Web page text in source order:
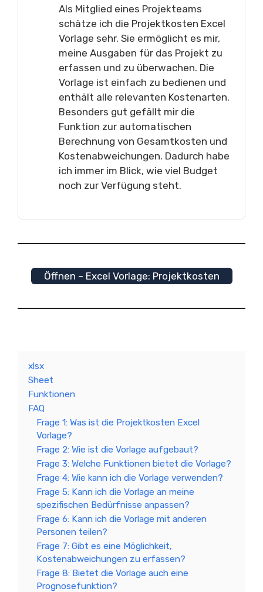
Als Mitglied eines Projekteams
schätze ich die Projektkosten Excel
Vorlage sehr. Sie ermöglicht es mir,
meine Ausgaben für das Projekt zu
erfassen und zu überwachen. Die
Vorlage ist einfach zu bedienen und
enthält alle relevanten Kostenarten.
Besonders gut gefällt mir die
Funktion zur automatischen
Berechnung von Gesamtkosten und
Kostenabweichungen. Dadurch habe
ich immer im Blick, wie viel Budget
noch zur Verfügung steht.
Öffnen – Excel Vorlage: Projektkosten
xlsx
Sheet
Funktionen
FAQ
Frage 1: Was ist die Projektkosten Excel
Vorlage?
Frage 2: Wie ist die Vorlage aufgebaut?
Frage 3: Welche Funktionen bietet die Vorlage?
Frage 4: Wie kann ich die Vorlage verwenden?
Frage 5: Kann ich die Vorlage an meine
spezifischen Bedürfnisse anpassen?
Frage 6: Kann ich die Vorlage mit anderen
Personen teilen?
Frage 7: Gibt es eine Möglichkeit,
Kostenabweichungen zu erfassen?
Frage 8: Bietet die Vorlage auch eine
Prognosefunktion?